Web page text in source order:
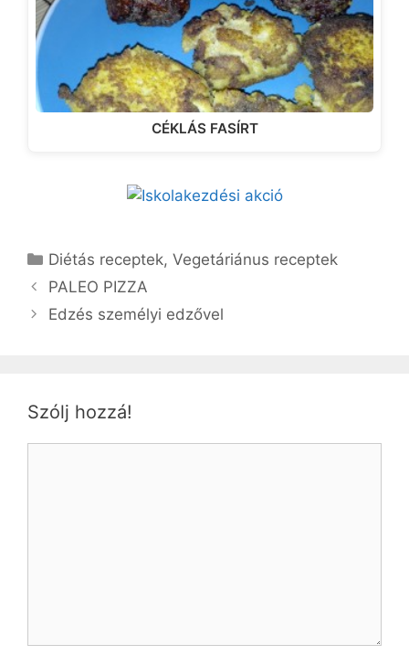
CÉKLÁS FASÍRT
Kategória
Diétás receptek,Vegetáriánus receptek
PALEO PIZZA
Edzés személyi edzővel
Szólj hozzá!